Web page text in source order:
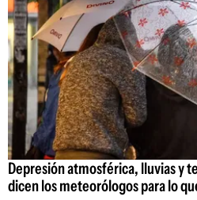
Depresión atmosférica, lluvias y
dicen los meteorólogos para lo